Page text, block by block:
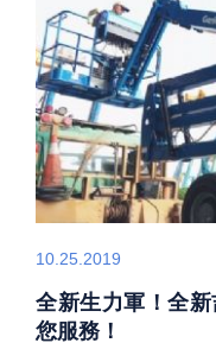
10.25.2019
全新生力軍！全
您服務！